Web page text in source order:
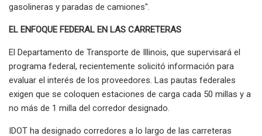
gasolineras y paradas de camiones".
EL ENFOQUE FEDERAL EN LAS CARRETERAS
El Departamento de Transporte de Illinois, que supervisará el
programa federal, recientemente solicitó información para
evaluar el interés de los proveedores. Las pautas federales
exigen que se coloquen estaciones de carga cada 50 millas y a
no más de 1 milla del corredor designado.
IDOT ha designado corredores a lo largo de las carreteras